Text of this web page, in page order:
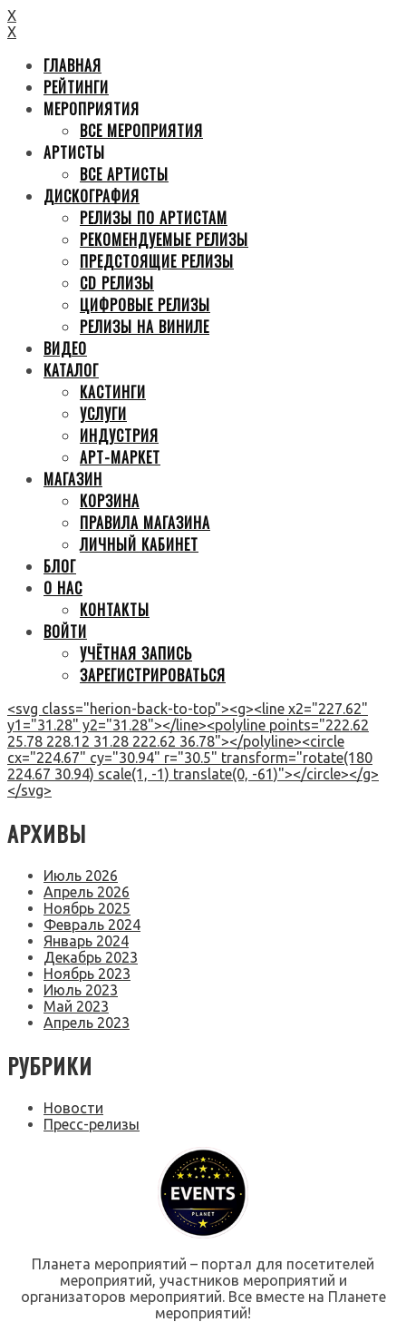
X
X
ГЛАВНАЯ
РЕЙТИНГИ
МЕРОПРИЯТИЯ
ВСЕ МЕРОПРИЯТИЯ
АРТИСТЫ
ВСЕ АРТИСТЫ
ДИСКОГРАФИЯ
РЕЛИЗЫ ПО АРТИСТАМ
РЕКОМЕНДУЕМЫЕ РЕЛИЗЫ
ПРЕДСТОЯЩИЕ РЕЛИЗЫ
CD РЕЛИЗЫ
ЦИФРОВЫЕ РЕЛИЗЫ
РЕЛИЗЫ НА ВИНИЛЕ
ВИДЕО
КАТАЛОГ
КАСТИНГИ
УСЛУГИ
ИНДУСТРИЯ
АРТ-МАРКЕТ
МАГАЗИН
КОРЗИНА
ПРАВИЛА МАГАЗИНА
ЛИЧНЫЙ КАБИНЕТ
БЛОГ
О НАС
КОНТАКТЫ
ВОЙТИ
УЧЁТНАЯ ЗАПИСЬ
ЗАРЕГИСТРИРОВАТЬСЯ
<svg class="herion-back-to-top"><g><line x2="227.62"
y1="31.28" y2="31.28"></line><polyline points="222.62
25.78 228.12 31.28 222.62 36.78"></polyline><circle
cx="224.67" cy="30.94" r="30.5" transform="rotate(180
224.67 30.94) scale(1, -1) translate(0, -61)"></circle></g>
</svg>
АРХИВЫ
Июль 2026
Апрель 2026
Ноябрь 2025
Февраль 2024
Январь 2024
Декабрь 2023
Ноябрь 2023
Июль 2023
Май 2023
Апрель 2023
РУБРИКИ
Новости
Пресс-релизы
Планета мероприятий – портал для посетителей
мероприятий, участников мероприятий и
организаторов мероприятий. Все вместе на Планете
мероприятий!